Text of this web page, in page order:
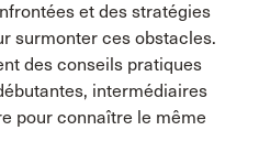
et des stratégies
surmonter ces obstacles.
des conseils pratiques
intermédiaires
pour connaître le même